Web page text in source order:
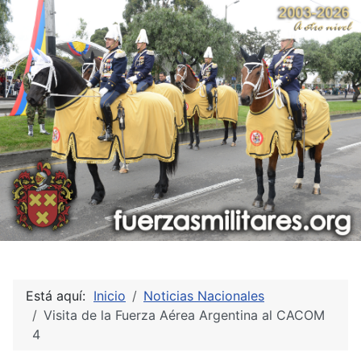
Está aquí: Inicio
Noticias Nacionales
Visita de la Fuerza Aérea Argentina al CACOM
4